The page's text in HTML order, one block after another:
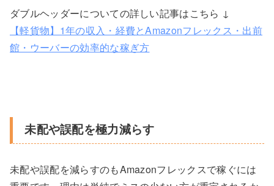
ダブルヘッダーについての詳しい記事はこちら ↓
【軽貨物】1年の収入・経費とAmazonフレックス・出前
館・ウーバーの効率的な稼ぎ方
未配や誤配を極力減らす
未配や誤配を減らすのもAmazonフレックスで稼ぐには